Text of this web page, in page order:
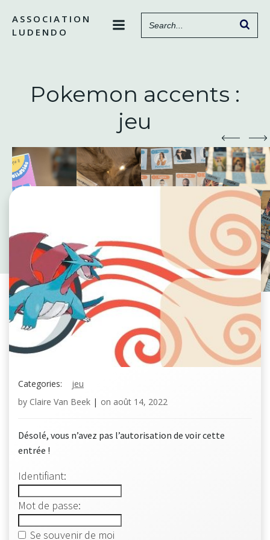
contenu
ASSOCIATION
LUDENDO
Pokemon accents :
jeu
Categories:
jeu
by Claire Van Beek | on août 14, 2022
Désolé, vous n’avez pas l’autorisation de voir cette
entrée !
Identifiant:
Mot de passe:
Se souvenir de moi